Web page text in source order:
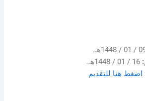
16 / 01 / 1448هـ.
اضغط هنا للتقديم